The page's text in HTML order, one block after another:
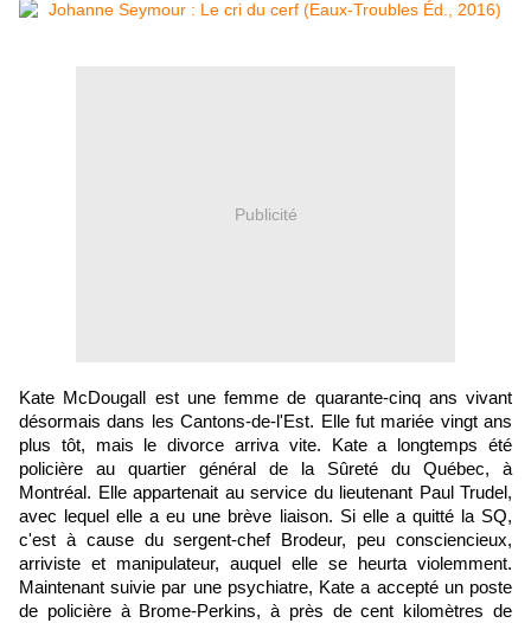
Publicité
Kate McDougall est une femme de quarante-cinq ans vivant
désormais dans les Cantons-de-l'Est. Elle fut mariée vingt ans
plus tôt, mais le divorce arriva vite. Kate a longtemps été
policière au quartier général de la Sûreté du Québec, à
Montréal. Elle appartenait au service du lieutenant Paul Trudel,
avec lequel elle a eu une brève liaison. Si elle a quitté la SQ,
c'est à cause du sergent-chef Brodeur, peu consciencieux,
arriviste et manipulateur, auquel elle se heurta violemment.
Maintenant suivie par une psychiatre, Kate a accepté un poste
de policière à Brome-Perkins, à près de cent kilomètres de